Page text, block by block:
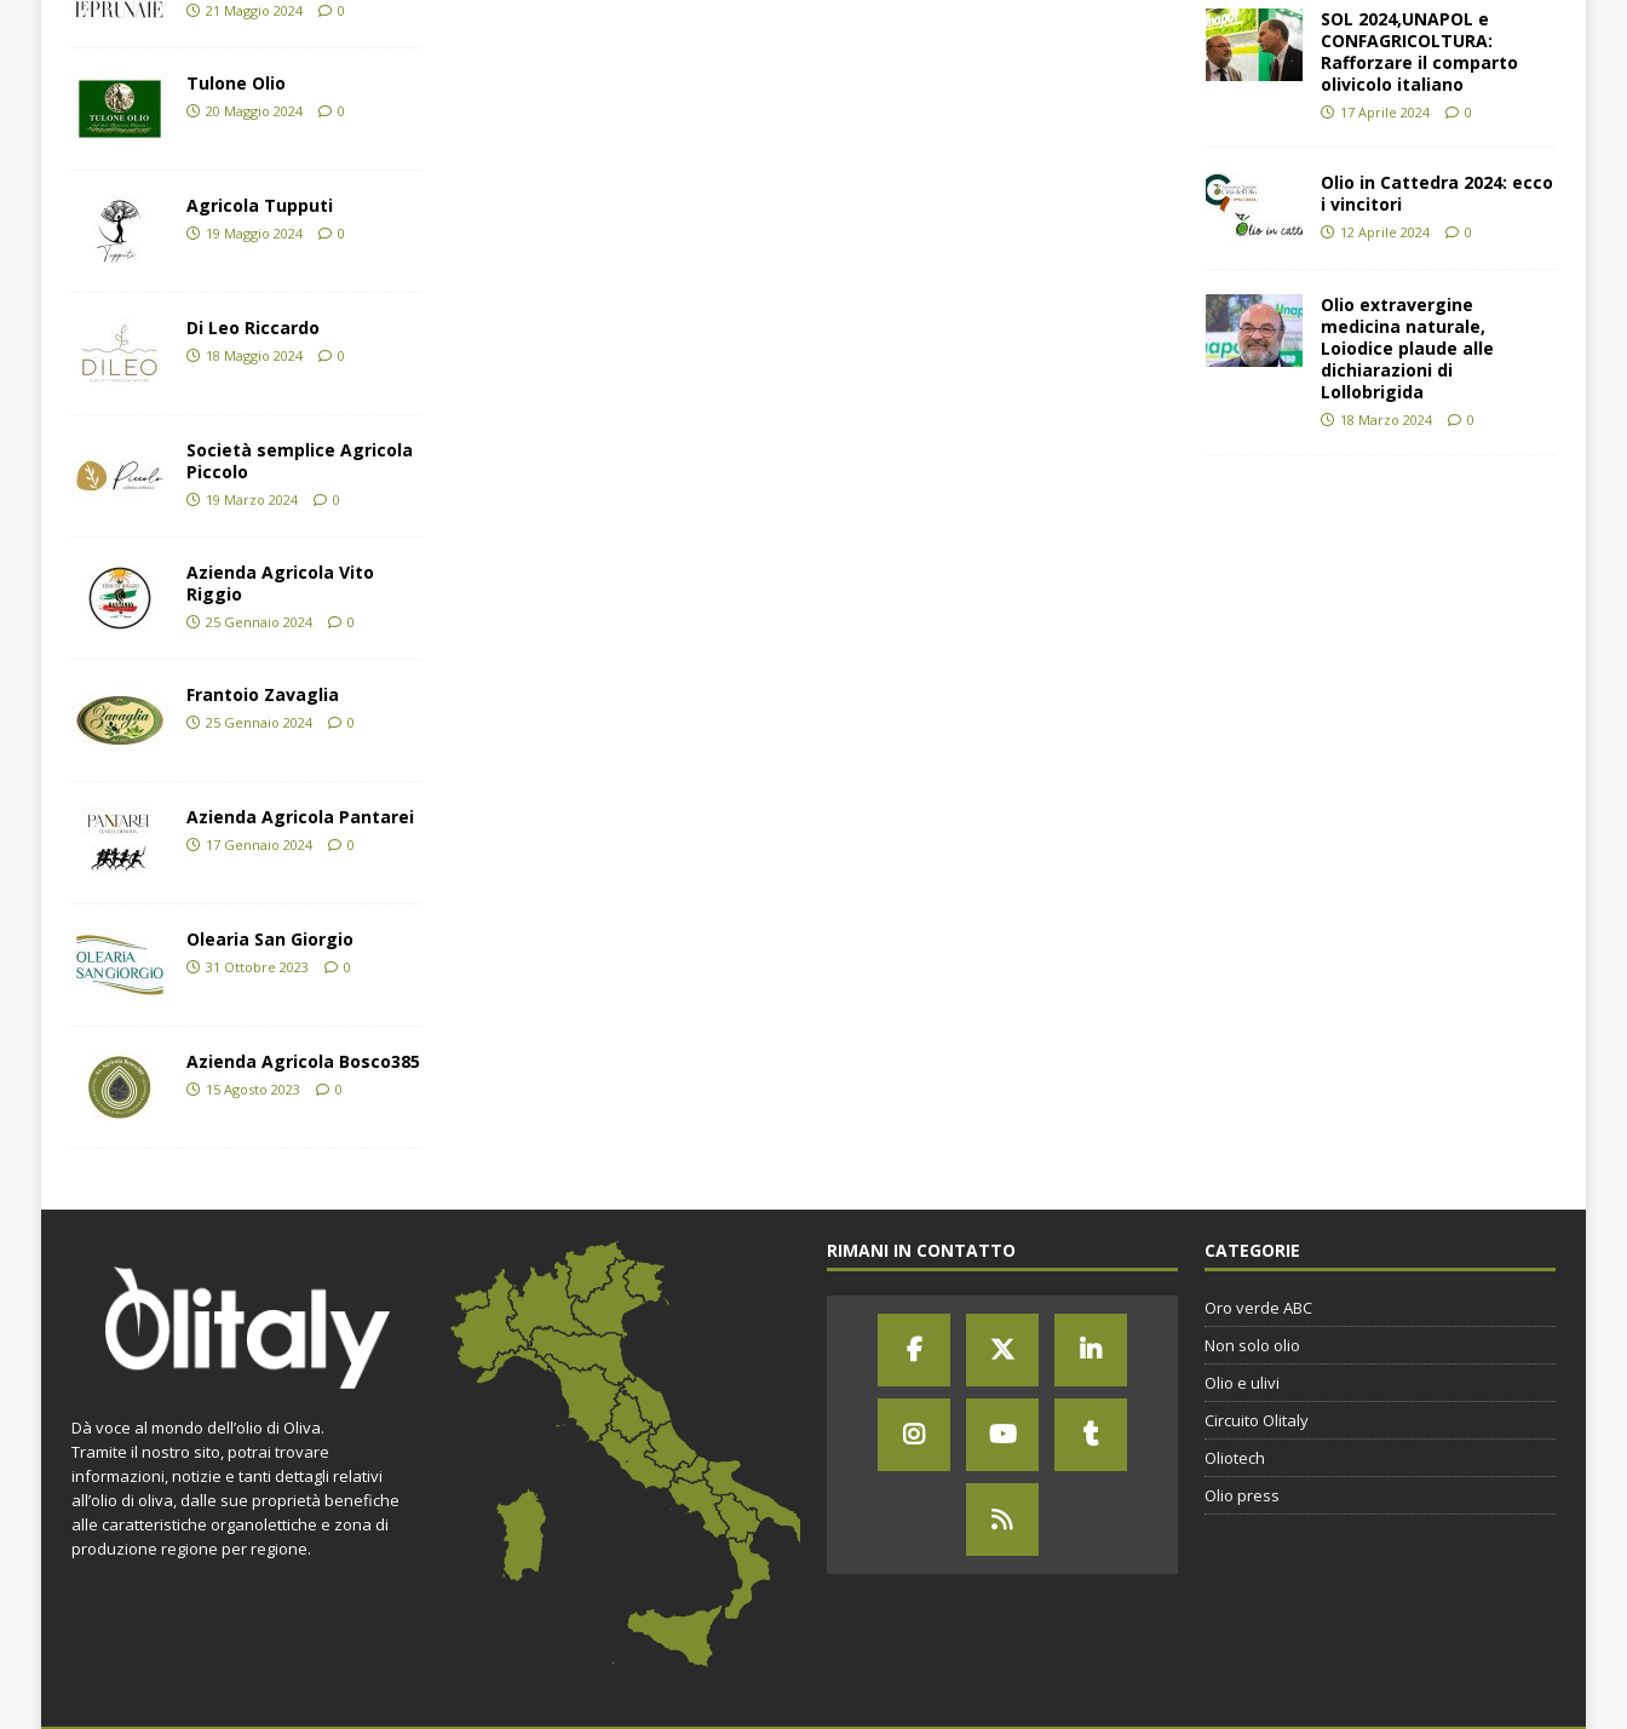
21 Maggio 2024 0
Tulone Olio
20 Maggio 2024 0
Agricola Tupputi
19 Maggio 2024 0
Di Leo Riccardo
18 Maggio 2024 0
Società semplice Agricola
Piccolo
19 Marzo 2024 0
Azienda Agricola Vito
Riggio
25 Gennaio 2024 0
Frantoio Zavaglia
25 Gennaio 2024 0
Azienda Agricola Pantarei
17 Gennaio 2024 0
Olearia San Giorgio
31 Ottobre 2023 0
Azienda Agricola Bosco385
15 Agosto 2023 0
SOL 2024,UNAPOL e
CONFAGRICOLTURA:
Rafforzare il comparto
olivicolo italiano
17 Aprile 2024 0
Olio in Cattedra 2024: ecco
i vincitori
12 Aprile 2024 0
Olio extravergine
medicina naturale,
Loiodice plaude alle
dichiarazioni di
Lollobrigida
18 Marzo 2024 0
Dà voce al mondo dell’olio di Oliva.
Tramite il nostro sito, potrai trovare
informazioni, notizie e tanti dettagli relativi
all’olio di oliva, dalle sue proprietà benefiche
alle caratteristiche organolettiche e zona di
produzione regione per regione.
RIMANI IN CONTATTO CATEGORIE
Oro verde ABC
Non solo olio
Olio e ulivi
Circuito Olitaly
Oliotech
Olio press